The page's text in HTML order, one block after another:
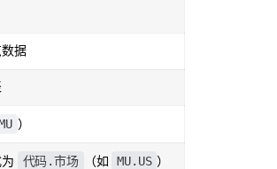
据
）
代码.市场 （如 MU.US ）